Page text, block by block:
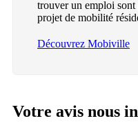
trouver un emploi sont
projet de mobilité
Découvrez Mobiville
Votre avis nous